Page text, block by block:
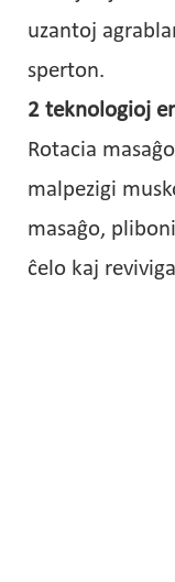
uzantoj
sperton.
2 teknologioj
Rotacia
malpezigi
masaĝo,
ĉelo kaj